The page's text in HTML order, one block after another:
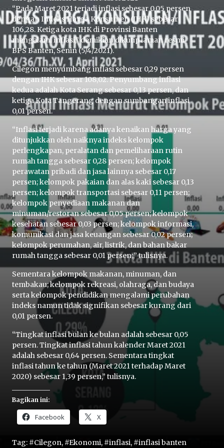
Home
Share
“Pada Maret 2021 terjadi inflasi sebesar 0,05 persen
dengan Indeks Harga Konsumen (IHK) sebesar
106,28. Ketiga kota IHK di Provinsi Banten
mengalami inflasi,” demikian dikutip laman resmi
BPS Banten, Senin (5/4/2021).
Cilegon menyumbang inflasi sebesar 0,29 persen
dengan IHK sebesar 108,02. Penyumbang inflasi
kedua adalah Kota Serang sebesar 0,13 persen, dan
ketiga Kota Tangerang dengan sumbangan inflasi
0,01 persen.
“Inflasi terjadi karena adanya kenaikan harga yang
ditunjukkan oleh naiknya indeks kelompok
perlengkapan, peralatan dan pemeliharaan rutin
rumah tangga sebesar 0,28 persen; kelompok
perawatan pribadi dan jasa lainnya sebesar 0,17
persen; kelompok pakaian dan alas kaki sebesar 0,13
persen; kelompok transportasi sebesar 0,11 persen;
kelompok penyediaan makanan dan
minuman/restoran sebesar 0,05 persen; kelompok
kesehatan sebesar 0,03 persen; kelompok informasi,
komunikasi dan jasa keuangan sebesar 0,02 persen;
kelompok perumahan, air, listrik, dan bahan bakar
rumah tangga sebesar 0,01 persen;,” tulisnya.
Sementara kelompok makanan, minuman, dan
tembakau; kelompok rekreasi, olahraga, dan budaya
serta kelompok pendidikan mengalami perubahan
indeks namun tidak signifikan sebesar kurang dari
0,01 persen.
“Tingkat inflasi bulan ke bulan adalah sebesar 0,05
persen. Tingkat inflasi tahun kalender Maret 2021
adalah sebesar 0,64 persen. Sementara tingkat
inflasi tahun ke tahun (Maret 2021 terhadap Maret
2020) sebesar 1,39 persen,” tulisnya.
Bagikan ini:
Facebook X
Tag: #Cilegon, #Ekonomi, #inflasi, #inflasi banten